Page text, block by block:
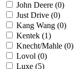
John Deere (0)
Just Drive (0)
Kang Wang (0)
Kentek (1)
Knecht/Mahle (0)
Lovol (0)
Luxe (5)